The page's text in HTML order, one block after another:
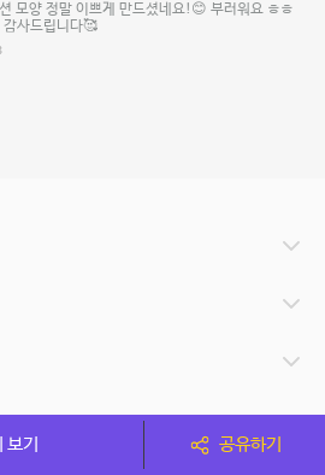
모양 정말 이쁘게 만드셨네요!😊 부러워요 ㅎㅎ
사드립니다🥰
보기 공유하기